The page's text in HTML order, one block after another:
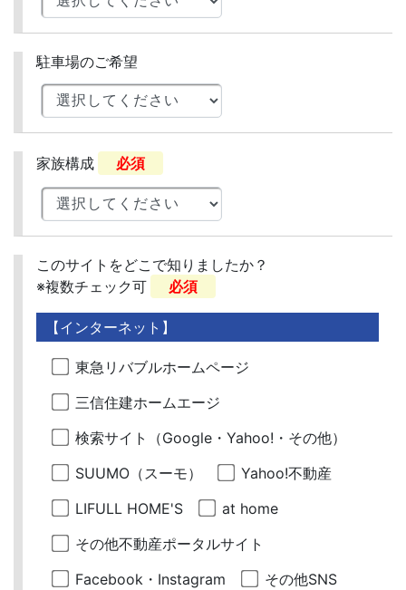
駐車場のご希望
家族構成 必須
このサイトをどこで知りましたか？
※複数チェック可
必須
【インターネット】
東急リバブルホームページ
三信住建ホームエージ
検索サイト（Google・Yahoo!・その他）
SUUMO（スーモ）
Yahoo!不動産
LIFULL HOME'S
at home
その他不動産ポータルサイト
Facebook・Instagram
その他SNS